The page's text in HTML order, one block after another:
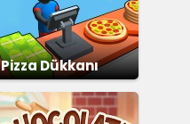
Pizza Dükkanı
İşletme